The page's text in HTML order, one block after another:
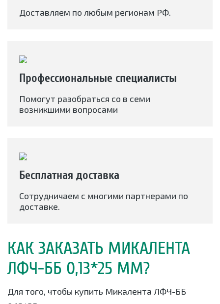
Доставляем по любым регионам РФ.
Профессиональные специалисты
Помогут разобраться со в семи
возникшими вопросами
Бесплатная доставка
Сотрудничаем с многими партнерами по
доставке.
КАК ЗАКАЗАТЬ МИКАЛЕНТА
ЛФЧ-ББ 0,13*25 ММ?
Для того, чтобы купить Микалента ЛФЧ-ББ